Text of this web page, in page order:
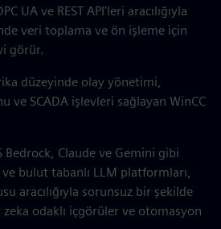
UA ve REST API'leri aracılığıyla
veri toplama ve ön işleme için
görür.
düzeyinde olay yönetimi,
ve SCADA işlevleri sağlayan WinCC
Bedrock, Claude ve Gemini gibi
bulut tabanlı LLM platformları,
aracılığıyla sorunsuz bir şekilde
odaklı içgörüler ve otomasyon